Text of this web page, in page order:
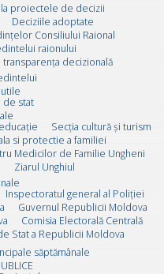
proiectele de decizii
Deciziile adoptate
Consiliului Raional
raionului
decizională
de stat
Secția cultură și turism
si protectie a familiei
Medicilor de Familie Ungheni
Ziarul Unghiul
Inspectoratul general al Poliției
Guvernul Republicii Moldova
Comisia Electorală Centrală
Stat a Republicii Moldova
săptămânale